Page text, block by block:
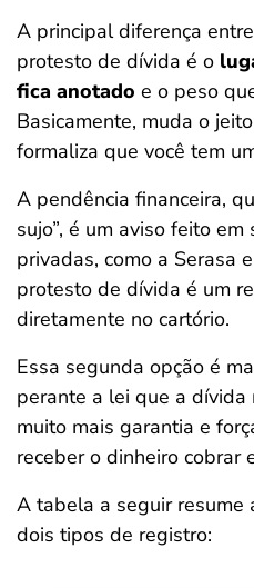
A principal diferença
protesto de dívida é o
fica anotado e o peso
Basicamente, muda o
formaliza que você tem
A pendência financeira,
sujo”, é um aviso feito
privadas, como a Serasa
protesto de dívida é um
diretamente no cartório.
Essa segunda opção é
perante a lei que a
muito mais garantia e
receber o dinheiro cobrar
A tabela a seguir resume
dois tipos de registro: